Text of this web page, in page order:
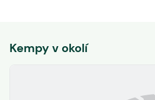
Kempy v okolí